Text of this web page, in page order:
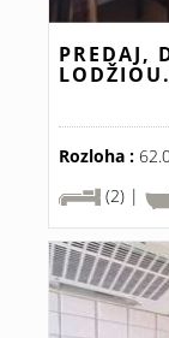
PREDAJ,
Rozloha :
(2) |